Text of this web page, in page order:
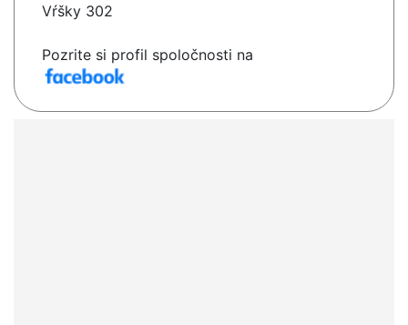
Vŕšky 302
Pozrite si profil spoločnosti na